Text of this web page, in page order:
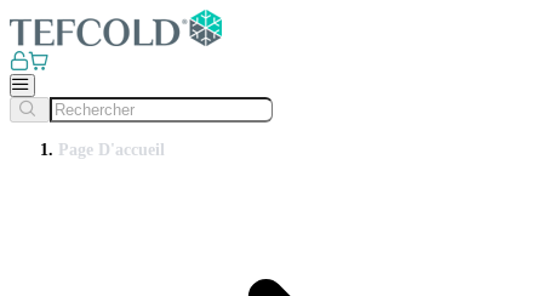
Page D'accueil